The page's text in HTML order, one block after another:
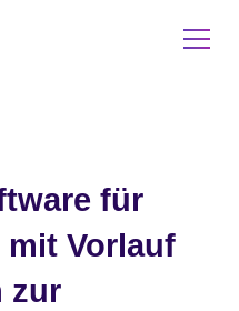
für
mit Vorlauf
zur